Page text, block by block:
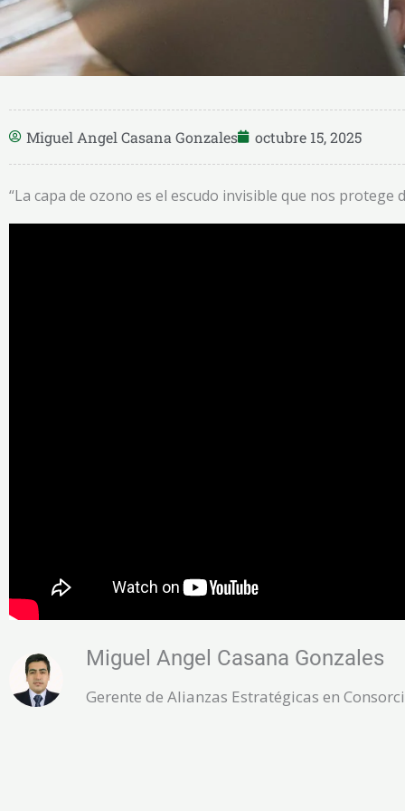
Miguel Angel Casana Gonzales octubre 15, 2025
“La capa de ozono es el escudo invisible que nos protege
Miguel Angel Casana Gonzales
Gerente de Alianzas Estratégicas en